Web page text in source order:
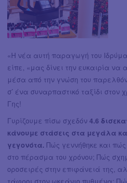
«Η νέα αυτή παραγωγή του
είπε, «μας δίνει την ευκαιρία να
μέσα από την γνώση του
σ’ ένα συναρπαστικό ταξίδι στον
Γης!
Γυρίζουμε πίσω σχεδόν 4.6
κάνουμε στάσεις στα μεγάλα
γεγονότα. Πώς γεννήθηκε και
στο πέρασμα του χρόνου; Πώς
οροσειρές στην επιφάνειά της,